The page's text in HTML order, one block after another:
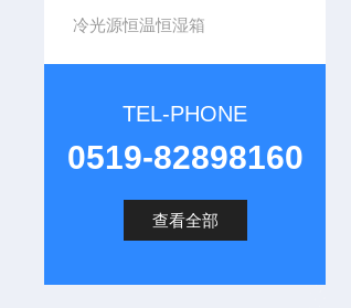
冷光源恒温恒湿箱
TEL-PHONE
0519-82898160
查看全部